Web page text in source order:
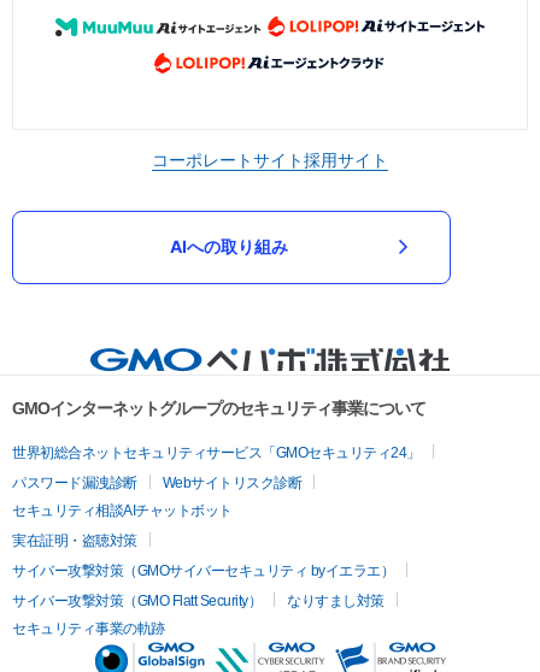
コーポレートサイト採用サイト
AIへの取り組み
GMOインターネットグループのセキュリティ事業について
世界初総合ネットセキュリティサービス「GMOセキュリティ24」
パスワード漏洩診断
Webサイトリスク診断
セキュリティ相談AIチャットボット
実在証明・盗聴対策
サイバー攻撃対策（GMOサイバーセキュリティ byイエラエ）
サイバー攻撃対策（GMO Flatt Security）
なりすまし対策
セキュリティ事業の軌跡